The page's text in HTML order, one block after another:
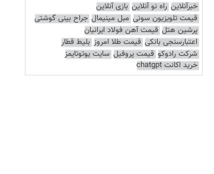
خبرآنلاین راه نو آنلاین بازی آنلاین
قیمت تلویزیون سونی مبل مینیمال جراح بینی گوشتی
پرشین هتل قیمت آهن فولاد ایرانیان
اعتبارسنجی بانکی قیمت طلا امروز بلیط قطار
شرکت رادوکو قیمت پروفیل سایت یوتوتایمز
خرید اکانت chatgpt